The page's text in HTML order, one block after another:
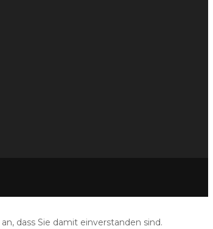
dass Sie damit einverstanden sind.